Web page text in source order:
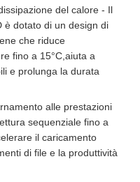
del calore - Il
è dotato di un design di
che riduce
fino a 15°C,aiuta a
e prolunga la durata
alle prestazioni
sequenziale fino a
il caricamento
di file e la produttività